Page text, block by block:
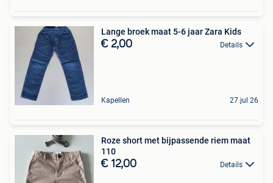
Lange broek maat 5-6 jaar Zara Kids
€ 2,00 Details
Kapellen 27 jul 26
Roze short met bijpassende riem maat
110
€ 12,00 Details